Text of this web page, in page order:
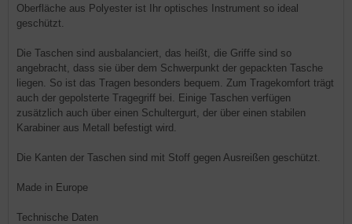
Oberfläche aus Polyester ist Ihr optisches Instrument so ideal
geschützt.
Die Taschen sind ausbalanciert, das heißt, die Griffe sind so
angebracht, dass sie über dem Schwerpunkt der gepackten Tasche
liegen. So ist das Tragen besonders bequem. Zum Tragekomfort trägt
auch der gepolsterte Tragegriff bei. Einige Taschen verfügen
zusätzlich auch über einen Schultergurt, der über einen stabilen
Karabiner aus Metall befestigt wird.
Die Kanten der Taschen sind mit Stoff gegen Ausreißen geschützt.
Made in Europe
Technische Daten